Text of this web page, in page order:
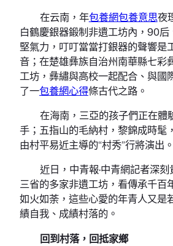
在云南，年包養網包養意思夜
白鶴慶銀器鍛制非遺工坊內，90
堅氣力，叮叮當當打銀器的聲響是
音；在楚雄彝族自治州南華縣七彩
工坊，彝繡與高校一起配合、與國
了一包養網心得條古代之路。
在海南，三亞的孩子們正在體
手；五指山的毛納村，黎錦成時髦
由村平易近主導的“村秀”行將演出。
近日，中青報·中青網記者深
三省的多家非遺工坊，看傳承千百
如火如荼，這些心愛的年青人又是
績自我、成績村落的。
回到村落，回抵家鄉